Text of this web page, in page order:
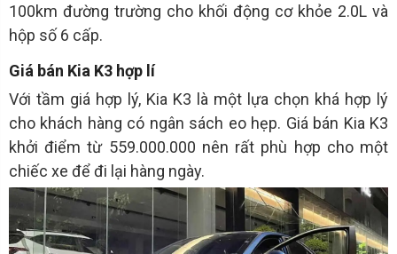
100km đường trường cho khối động cơ khỏe 2.0L và
hộp số 6 cấp.
Giá bán Kia K3 hợp lí
Với tầm giá hợp lý, Kia K3 là một lựa chọn khá hợp lý
cho khách hàng có ngân sách eo hẹp. Giá bán Kia K3
khởi điểm từ 559.000.000 nên rất phù hợp cho một
chiếc xe để đi lại hàng ngày.